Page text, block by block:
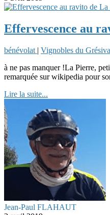
Effervescence au
bénévolat | Vignobles du
à ne pas manquer !La Pierre,
remarquée sur wikipedia pour
Lire la suite...
Jean-Paul FLAHAUT